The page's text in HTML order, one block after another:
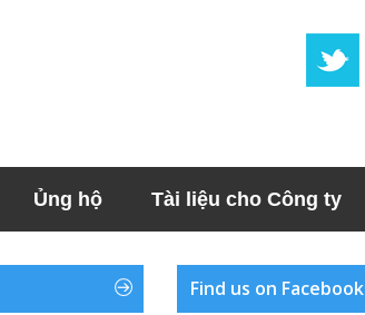
Ủng hộ Tài liệu cho Công ty
Find us on Facebook